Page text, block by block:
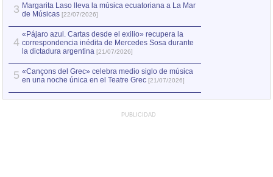
3 Margarita Laso lleva la música ecuatoriana a La Mar
de Músicas [22/07/2026]
4
«Pájaro azul. Cartas desde el exilio» recupera la
correspondencia inédita de Mercedes Sosa durante
la dictadura argentina [21/07/2026]
5 «Cançons del Grec» celebra medio siglo de música
en una noche única en el Teatre Grec [21/07/2026]
PUBLICIDAD